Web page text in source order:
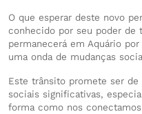
O que esperar deste novo
conhecido por seu poder de
permanecerá em Aquário
uma onda de mudanças
Este trânsito promete ser
sociais significativas,
forma como nos